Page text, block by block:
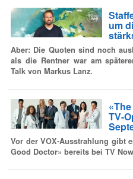
um
Aber: Die Quoten sind noch
als die Rentner war am
Talk von Markus Lanz.
TV-
Vor der VOX-Ausstrahlung gibt
Good Doctor» bereits bei TV